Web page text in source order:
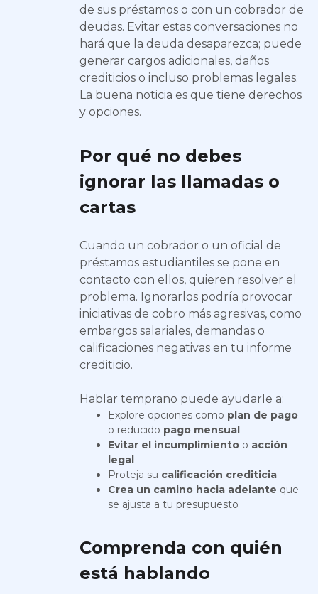
de sus préstamos o con un cobrador de
deudas. Evitar estas conversaciones no
hará que la deuda desaparezca; puede
generar cargos adicionales, daños
crediticios o incluso problemas legales.
La buena noticia es que tiene derechos
y opciones.
Por qué no debes
ignorar las llamadas o
cartas
Cuando un cobrador o un oficial de
préstamos estudiantiles se pone en
contacto con ellos, quieren resolver el
problema. Ignorarlos podría provocar
iniciativas de cobro más agresivas, como
embargos salariales, demandas o
calificaciones negativas en tu informe
crediticio.
Hablar temprano puede ayudarle a:
Explore opciones como plan de pago
o reducido pago mensual
Evitar el incumplimiento o acción
legal
Proteja su calificación crediticia
Crea un camino hacia adelante que
se ajusta a tu presupuesto
Comprenda con quién
está hablando